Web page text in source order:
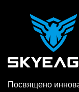
Посвящено